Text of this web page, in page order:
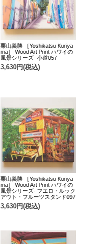
栗山義勝 ［Yoshikatsu Kuriya
ma］ Wood Art Print ハワイの
風景シリーズ- 小道057
3,630円(税込)
栗山義勝 ［Yoshikatsu Kuriya
ma］ Wood Art Print ハワイの
風景シリーズ- フエロ・ルック
アウト・フルーツスタンド097
3,630円(税込)